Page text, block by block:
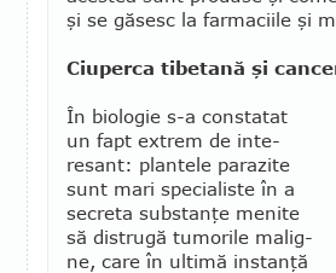
şi se găsesc la farmaciile şi
Ciuperca tibetană şi
În biologie s-a constatat
un fapt extrem de inte­
resant: plantele parazite
sunt mari specialiste în a
secreta substanţe menite
să distrugă tumorile malig­
ne, care în ultimă instanţă